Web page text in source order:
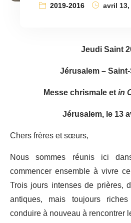
2019-2016 avril
Jeudi Saint
Jérusalem –
Messe chrismale etin
Jérusalem, le 13
Chers frères et sœurs,
Nous sommes réunis ici
commencer ensemble à vivre
Trois jours intenses de prières,
antiques, mais toujours
conduire à nouveau à rencontrer